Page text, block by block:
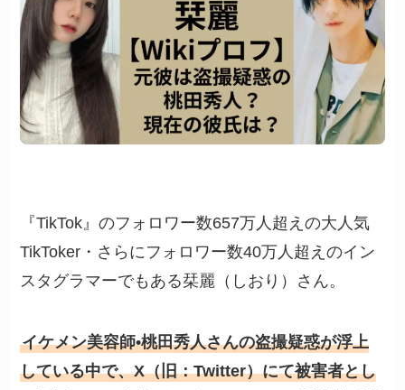
『TikTok』のフォロワー数657万人超えの大人気
TikToker・さらにフォロワー数40万人超えのイン
スタグラマーでもある栞麗（しおり）さん。
イケメン美容師•桃田秀人さんの盗撮疑惑が浮上
している中で、X（旧：Twitter）にて被害者とし